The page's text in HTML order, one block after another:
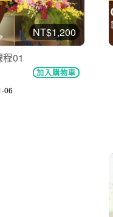
NT$1,200
01
加入購物車
06